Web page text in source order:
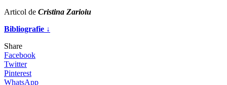
Articol de Cristina Zarioiu
Bibliografie ↓
Share
Facebook
Twitter
Pinterest
WhatsApp